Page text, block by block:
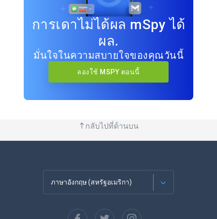
การเดาไม่ได้ผล mSpy ได้
ผล.
มั่นใจในความสบายใจของคุณวันนี้
ลองใช้ MSPY ตอนนี้
กลับไปที่ด้านบน
ภาษาอังกฤษ (สหรัฐอเมริกา)